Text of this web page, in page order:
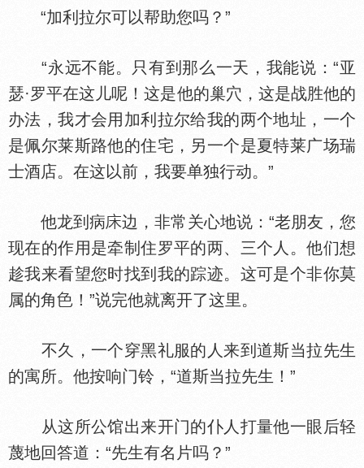
“加利拉尔可以帮助您吗？”
“永远不能。只有到那么一天，我能说：“亚
瑟·罗平在这儿呢！这是他的巢穴，这是战胜他的
办法，我才会用加利拉尔给我的两个地址，一个
是佩尔莱斯路他的住宅，另一个是夏特莱广场瑞
士酒店。在这以前，我要单独行动。”
他龙到病
边，非常关心地说：“老朋友，您
现在的作用是牵制住罗平的两、三个人。他们想
趁我来看望您时找到我的踪迹。这可是个非你莫
属的角
！”说完他就离开了这里。
不久，一个穿黑礼服的人来到道斯当拉先生
的寓所。他按响门铃，“道斯当拉先生！”
从这所公馆出来开门的仆人打量他一眼后轻
蔑地回答道：“先生有名片吗？”